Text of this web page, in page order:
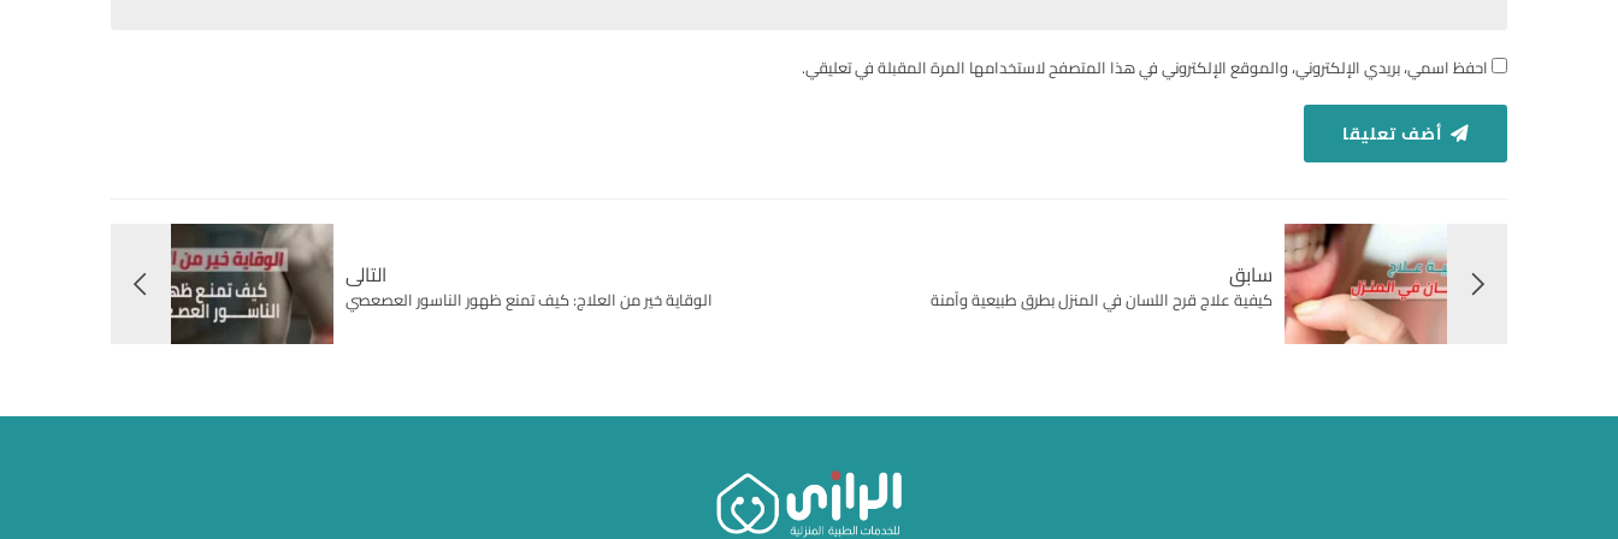
احفظ اسمي، بريدي الإلكتروني، والموقع الإلكتروني في هذا المتصفح لاستخدامها المرة المقبلة في تعليقي.
أضف تعليقا
سابق
كيفية علاج قرح اللسان في المنزل بطرق طبيعية وآمنة
التالى
الوقاية خير من العلاج: كيف تمنع ظهور الناسور العصعصي